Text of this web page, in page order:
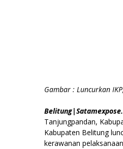
Gambar : Luncurkan
Belitung|
Tanjungpandan,
Kabupaten Belitung
kerawanan